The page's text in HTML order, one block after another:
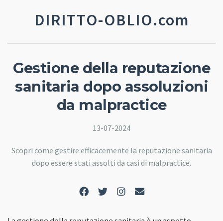
DIRITTO-OBLIO.com
Gestione della reputazione
sanitaria dopo assoluzioni
da malpractice
13-07-2024
Scopri come gestire efficacemente la reputazione sanitaria
dopo essere stati assolti da casi di malpractice.